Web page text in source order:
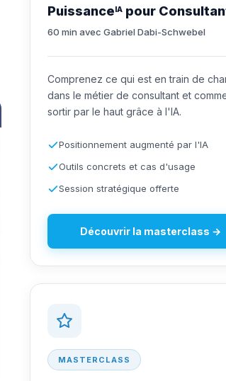
PuissanceIA pour
60 min avec Gabriel Dabi-Schwebel
Comprenez ce qui est en train de
dans le métier de consultant et
sortir par le haut grâce à l'IA.
Positionnement augmenté par l'IA
Outils concrets et cas d'usage
Session stratégique offerte
Découvrir la masterclass →
MASTERCLASS